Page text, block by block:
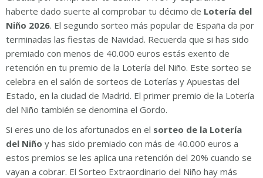
haberte dado suerte al comprobar tu décimo de Lotería del
Niño 2026. El segundo sorteo más popular de España da por
terminadas las fiestas de Navidad. Recuerda que si has sido
premiado con menos de 40.000 euros estás exento de
retención en tu premio de la Lotería del Niño. Este sorteo se
celebra en el salón de sorteos de Loterías y Apuestas del
Estado, en la ciudad de Madrid. El primer premio de la Lotería
del Niño también se denomina el Gordo.
Si eres uno de los afortunados en el sorteo de la Lotería
del Niño y has sido premiado con más de 40.000 euros a
estos premios se les aplica una retención del 20% cuando se
vayan a cobrar. El Sorteo Extraordinario del Niño hay más